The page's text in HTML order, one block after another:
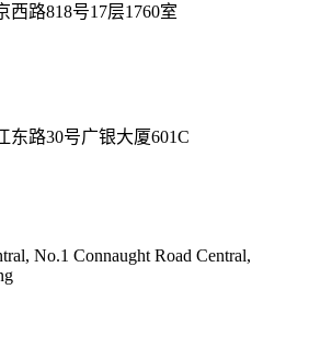
西路818号17层1760室
东路30号广银大厦601C
No.1 Connaught Road Central,